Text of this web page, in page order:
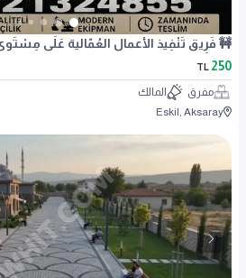
🚧 فَرِيق تَنْفِيذ الأعمال العُمّالية عَلَى مِسْتَوى
250
TL
مفرق
المالك
Eskil, Aksaray